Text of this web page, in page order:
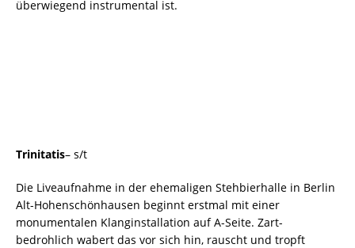
überwiegend instrumental ist.
Trinitatis– s/t
Die Liveaufnahme in der ehemaligen Stehbierhalle in Berlin
Alt-Hohenschönhausen beginnt erstmal mit einer
monumentalen Klanginstallation auf A-Seite. Zart-
bedrohlich wabert das vor sich hin, rauscht und tropft